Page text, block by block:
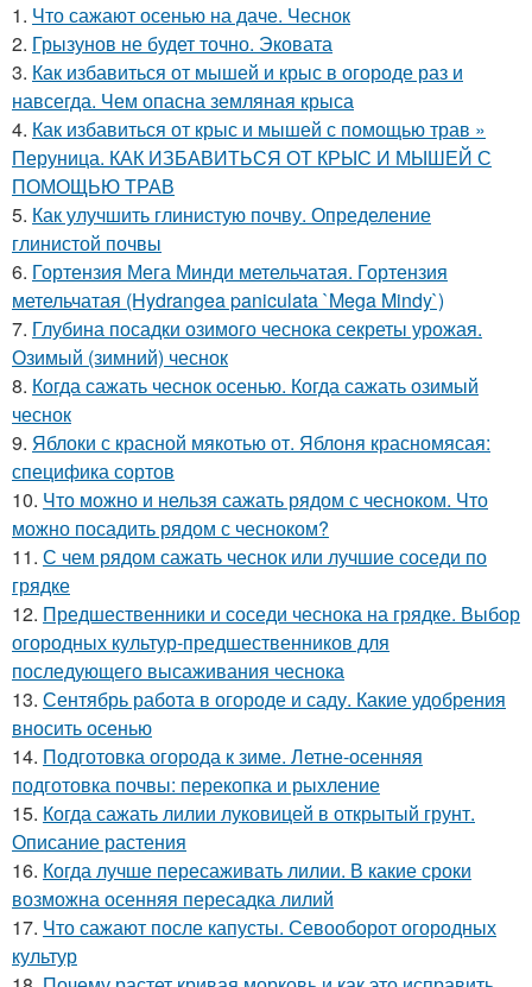
1. Что сажают осенью на даче. Чеснок
2. Грызунов не будет точно. Эковата
3. Как избавиться от мышей и крыс в огороде раз и
навсегда. Чем опасна земляная крыса
4. Как избавиться от крыс и мышей с помощью трав »
Перуница. КАК ИЗБАВИТЬСЯ ОТ КРЫС И МЫШЕЙ С
ПОМОЩЬЮ ТРАВ
5. Как улучшить глинистую почву. Определение
глинистой почвы
6. Гортензия Мега Минди метельчатая. Гортензия
метельчатая (Hydrangea paniculata `Mega Mindy`)
7. Глубина посадки озимого чеснока секреты урожая.
Озимый (зимний) чеснок
8. Когда сажать чеснок осенью. Когда сажать озимый
чеснок
9. Яблоки с красной мякотью от. Яблоня красномясая:
специфика сортов
10. Что можно и нельзя сажать рядом с чесноком. Что
можно посадить рядом с чесноком?
11. С чем рядом сажать чеснок или лучшие соседи по
грядке
12. Предшественники и соседи чеснока на грядке. Выбор
огородных культур-предшественников для
последующего высаживания чеснока
13. Сентябрь работа в огороде и саду. Какие удобрения
вносить осенью
14. Подготовка огорода к зиме. Летне-осенняя
подготовка почвы: перекопка и рыхление
15. Когда сажать лилии луковицей в открытый грунт.
Описание растения
16. Когда лучше пересаживать лилии. В какие сроки
возможна осенняя пересадка лилий
17. Что сажают после капусты. Севооборот огородных
культур